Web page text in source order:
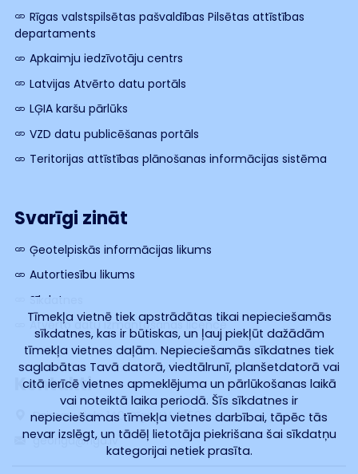
Rīgas valstspilsētas pašvaldības Pilsētas attīstības
departaments
Apkaimju iedzīvotāju centrs
Latvijas Atvērto datu portāls
LĢIA karšu pārlūks
VZD datu publicēšanas portāls
Teritorijas attīstības plānošanas informācijas sistēma
Svarīgi zināt
Ģeotelpiskās informācijas likums
Autortiesību likums
Sīkdatnes
Atvērto datu izmantošanas licence
Kontakti
Dzirnavu iela 140, Rīga, LV-1050
georiga@riga.lv
Tīmekļa vietnē tiek apstrādātas tikai nepieciešamās
sīkdatnes, kas ir būtiskas, un ļauj piekļūt dažādām
tīmekļa vietnes daļām. Nepieciešamās sīkdatnes tiek
saglabātas Tavā datorā, viedtālrunī, planšetdatorā vai
citā ierīcē vietnes apmeklējuma un pārlūkošanas laikā
vai noteiktā laika periodā. Šīs sīkdatnes ir
nepieciešamas tīmekļa vietnes darbībai, tāpēc tās
nevar izslēgt, un tādēļ lietotāja piekrišana šai sīkdatņu
kategorijai netiek prasīta.